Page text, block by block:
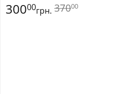
37000
30000грн.